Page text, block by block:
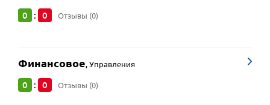
0 : 0 Отзывы (0)
Финансовое,Управления
0 : 0 Отзывы (0)